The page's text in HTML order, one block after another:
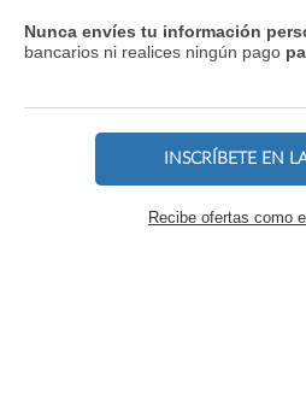
Nunca envíes tu información
bancarios ni realices ningún pago
INSCRÍBETE EN
Recibe ofertas como